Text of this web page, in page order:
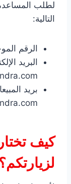
لطلب
التالية:
الرقم الموحد
البريد
بريد
كيف
لزيارتكم؟